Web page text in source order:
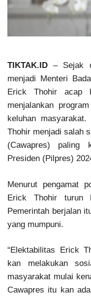
TIKTAK.ID– Sejak
menjadi Menteri
Erick Thohir acap
menjalankan
keluhan
Thohir menjadi salah
(Cawapres) paling
Presiden (Pilpres)
Menurut pengamat
Erick Thohir turun
Pemerintah berjalan
yang mumpuni.
“Elektabilitas Erick
kan melakukan
masyarakat mulai
Cawapres itu kan